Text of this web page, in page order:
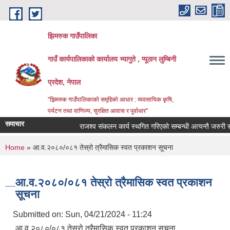
Skip to main content
झिमरुक गाउँपालिका
गाउँ कार्यपालिकाको कार्यालय भ्यागुते , प्यूठान लुम्बिनी
प्रदेश, नेपाल
"झिमरुक गाउँपालिकाको समृद्दिको आधार : व्यवसायिक कृषि,
पर्यटन तथा वाणिज्य, सुरक्षित आवास र पुर्वाधार"
समाचार राजश्व संकलन कार्य स्थगित गरिएको सम्बन्धी अत्यन्तै जरुरी
You are here
Home » आ.व.२०८०/०८१ तेस्रो त्रैमासिक स्वत प्रकाशन सूचना
आ.व.२०८०/०८१ तेस्रो त्रैमासिक स्वत प्रकाशन
सूचना
Submitted on: Sun, 04/21/2024 - 11:24